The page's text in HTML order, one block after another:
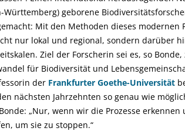
Württemberg) geborene
Mit den Methoden dieses modernen
nur lokal und regional, sondern darüber
Ziel der Forscherin sei es, so
für Biodiversität und
der Frankfurter Goethe-Universität
nächsten Jahrzehnten so genau wie
„Nur, wenn wir die Prozesse
um sie zu stoppen.“